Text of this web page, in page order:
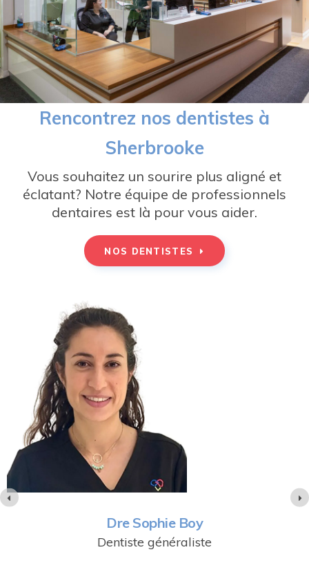
Rencontrez nos dentistes à
Sherbrooke
Vous souhaitez un sourire plus aligné et
éclatant? Notre équipe de professionnels
dentaires est là pour vous aider.
NOS DENTISTES
Dre Pauline Tan
Dentiste généraliste